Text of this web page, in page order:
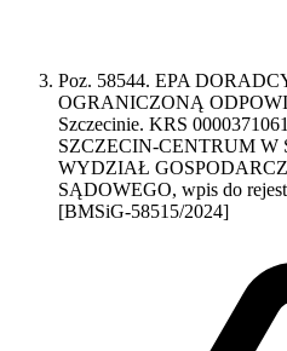
Poz. 58544. EPA
OGRANICZONĄ
Szczecinie. KRS
SZCZECIN-CENTRUM
WYDZIAŁ
SĄDOWEGO, wpis do
[BMSiG-58515/2024]